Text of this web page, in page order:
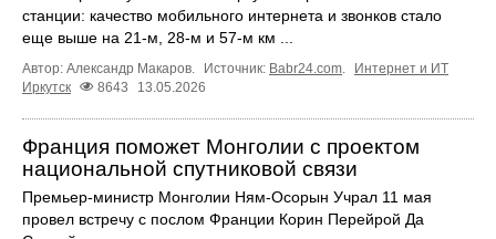
станции: качество мобильного интернета и звонков стало
еще выше на 21-м, 28-м и 57-м км ...
Автор: Александр Макаров. Источник: Babr24.com.
Интернет и ИТ
Иркутск
8643 13.05.2026
Франция поможет Монголии с проектом
национальной спутниковой связи
Премьер-министр Монголии Ням-Осорын Учрал 11 мая
провел встречу с послом Франции Корин Перейрой Да